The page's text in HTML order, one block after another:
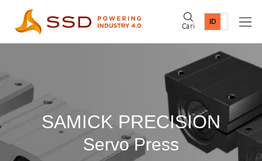
Cari
SAMICK PRECISION
Servo Press